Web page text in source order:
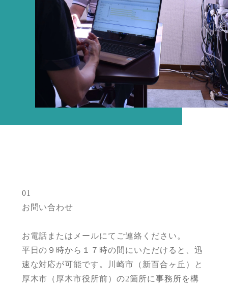
01
お問い合わせ
お電話またはメールにてご連絡ください。
平日の９時から１７時の間にいただけると、迅
速な対応が可能です。川崎市（新百合ヶ丘）と
厚木市（厚木市役所前）の2箇所に事務所を構